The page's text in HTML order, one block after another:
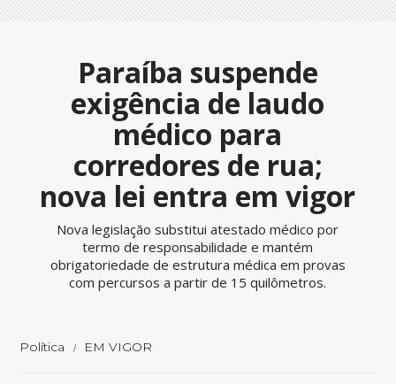
Paraíba suspende
exigência de laudo
médico para
corredores de rua;
nova lei entra em vigor
Nova legislação substitui atestado médico por
termo de responsabilidade e mantém
obrigatoriedade de estrutura médica em provas
com percursos a partir de 15 quilômetros.
Política EM VIGOR